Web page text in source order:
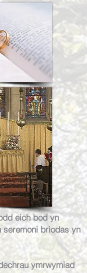
eich bod yn
seremoni briodas yn
ymrwymiad